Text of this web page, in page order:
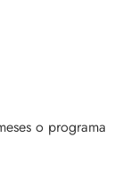
o programa